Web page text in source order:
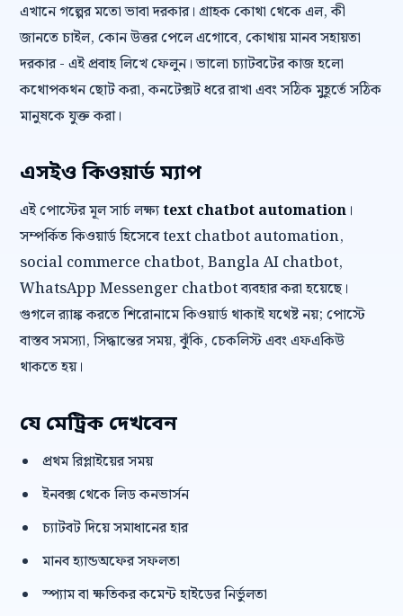
এখানে গল্পের মতো ভাবা দরকার। গ্রাহক কোথা থেকে এল, কী
জানতে চাইল, কোন উত্তর পেলে এগোবে, কোথায় মানব সহায়তা
দরকার - এই প্রবাহ লিখে ফেলুন। ভালো চ্যাটবটের কাজ হলো
কথোপকথন ছোট করা, কনটেক্সট ধরে রাখা এবং সঠিক মুহূর্তে সঠিক
মানুষকে যুক্ত করা।
এসইও কিওয়ার্ড ম্যাপ
এই পোস্টের মূল সার্চ লক্ষ্যtext chatbot automation ।
সম্পর্কিত কিওয়ার্ড হিসেবে text chatbot automation,
social commerce chatbot, Bangla AI chatbot,
WhatsApp Messenger chatbot ব্যবহার করা হয়েছে।
গুগলে র‍্যাঙ্ক করতে শিরোনামে কিওয়ার্ড থাকাই যথেষ্ট নয়; পোস্টে
বাস্তব সমস্যা, সিদ্ধান্তের সময়, ঝুঁকি, চেকলিস্ট এবং এফএকিউ
থাকতে হয়।
যে মেট্রিক দেখবেন
প্রথম রিপ্লাইয়ের সময়
ইনবক্স থেকে লিড কনভার্সন
চ্যাটবট দিয়ে সমাধানের হার
মানব হ্যান্ডঅফের সফলতা
স্প্যাম বা ক্ষতিকর কমেন্ট হাইডের নির্ভুলতা